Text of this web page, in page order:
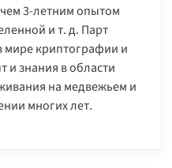
3-летним опытом
и т. д. Парт
криптографии и
знания в области
на медвежьем и
многих лет.